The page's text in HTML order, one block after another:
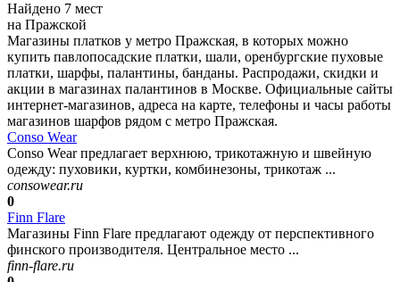
Найдено 7 мест
на Пражской
Магазины платков у метро Пражская, в которых можно
купить павлопосадские платки, шали, оренбургские пуховые
платки, шарфы, палантины, банданы. Распродажи, скидки и
акции в магазинах палантинов в Москве. Официальные сайты
интернет-магазинов, адреса на карте, телефоны и часы работы
магазинов шарфов рядом с метро Пражская.
Conso Wear
Conso Wear предлагает верхнюю, трикотажную и швейную
одежду: пуховики, куртки, комбинезоны, трикотаж ...
consowear.ru
0
Finn Flare
Магазины Finn Flare предлагают одежду от перспективного
финского производителя. Центральное место ...
finn-flare.ru